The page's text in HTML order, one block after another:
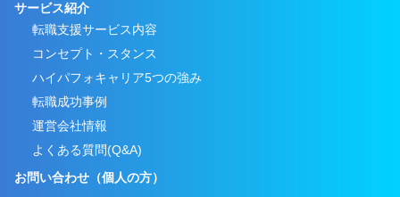
サービス紹介
転職支援サービス内容
コンセプト・スタンス
ハイパフォキャリア5つの強み
転職成功事例
運営会社情報
よくある質問(Q&A)
お問い合わせ（個人の方）